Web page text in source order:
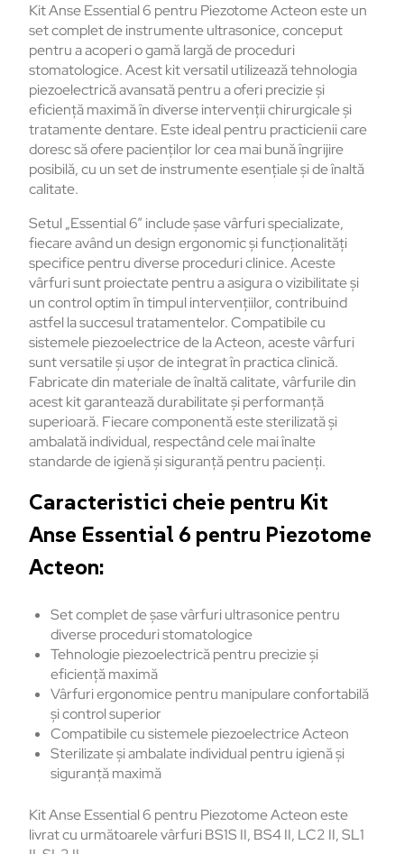
Kit Anse Essential 6 pentru Piezotome Acteon este un
set complet de instrumente ultrasonice, conceput
pentru a acoperi o gamă largă de proceduri
stomatologice. Acest kit versatil utilizează tehnologia
piezoelectrică avansată pentru a oferi precizie și
eficiență maximă în diverse intervenții chirurgicale și
tratamente dentare. Este ideal pentru practicienii care
doresc să ofere pacienților lor cea mai bună îngrijire
posibilă, cu un set de instrumente esențiale și de înaltă
calitate.
Setul „Essential 6” include șase vârfuri specializate,
fiecare având un design ergonomic și funcționalități
specifice pentru diverse proceduri clinice. Aceste
vârfuri sunt proiectate pentru a asigura o vizibilitate și
un control optim în timpul intervențiilor, contribuind
astfel la succesul tratamentelor. Compatibile cu
sistemele piezoelectrice de la Acteon, aceste vârfuri
sunt versatile și ușor de integrat în practica clinică.
Fabricate din materiale de înaltă calitate, vârfurile din
acest kit garantează durabilitate și performanță
superioară. Fiecare componentă este sterilizată și
ambalată individual, respectând cele mai înalte
standarde de igienă și siguranță pentru pacienți.
Caracteristici cheie pentru Kit
Anse Essential 6 pentru Piezotome
Acteon:
Set complet de șase vârfuri ultrasonice pentru
diverse proceduri stomatologice
Tehnologie piezoelectrică pentru precizie și
eficiență maximă
Vârfuri ergonomice pentru manipulare confortabilă
și control superior
Compatibile cu sistemele piezoelectrice Acteon
Sterilizate și ambalate individual pentru igienă și
siguranță maximă
Kit Anse Essential 6 pentru Piezotome Acteon este
livrat cu următoarele vârfuri BS1S II, BS4 II, LC2 II, SL1